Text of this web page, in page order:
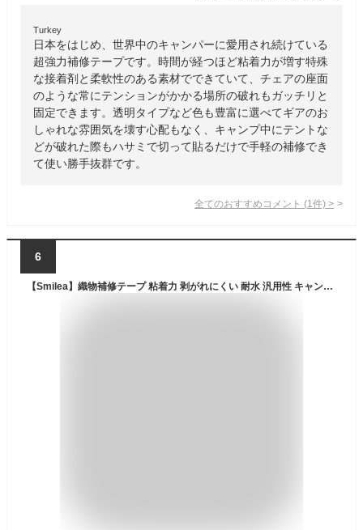
Turkey
日本をはじめ、世界中のキャンパーに愛用され続けている
超強力補修テープです。時間が経つほど粘着力が増す特殊
な接着剤と柔軟性のある素材でできていて、チェアの座面
のような常にテンションがかかる場所の破れもガッチリと
固定できます。透明タイプなど色も豊富に選べてギアのお
しゃれな雰囲気を壊す心配もなく、キャンプ中にテントな
どが破れた際もハサミで切って貼るだけで手軽の補修でき
て使い勝手抜群です。
全てのおすすめコメント (1 件) >
6
【Smilea】織物補修テープ 粘着力 剥がれにくい 耐水 汎用性 キャンプ用品 バッグ 衣類 (10cm×1.6m)